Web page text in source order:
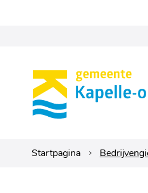
Gemeente
Kapelle-
op-
bos
Startpagina